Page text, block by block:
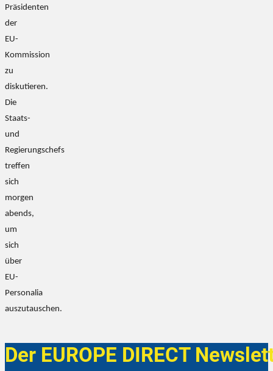
Präsidenten
der
EU-
Kommission
zu
diskutieren.
Die
Staats-
und
Regierungschefs
treffen
sich
morgen
abends,
um
sich
über
EU-
Personalia
auszutauschen.
Der EUROPE DIRECT